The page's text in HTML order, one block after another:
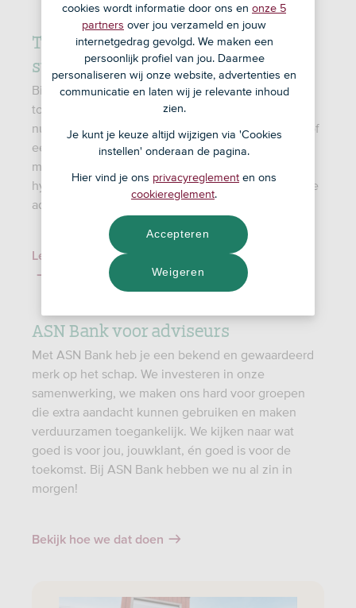
Tóch lekker geregeld voor jouw
starter
Bij ASN Bank zetten we ons in voor een
toegankelijke huizenmarkt voor starters. Of je klant
nu promoveert, samen met andere starters bouwt óf
een kleiner huis op het oog heeft, er is vaak meer
mogelijk dan je denkt. Ook voor een betaalbare
hypotheek voor starters ben je bij ons aan het juiste
adres.
Lees meer over onze mogelijkheden voor starters
ASN Bank voor adviseurs
Met ASN Bank heb je een bekend en gewaardeerd
merk op het schap. We investeren in onze
samenwerking, we maken ons hard voor groepen
die extra aandacht kunnen gebruiken en maken
verduurzamen toegankelijk. We kijken naar wat
goed is voor jou, jouwklant, én goed is voor de
toekomst. Bij ASN Bank hebben we nu al zin in
morgen!
Bekijk hoe we dat doen
cookies wordt informatie door ons en onze 5
partners over jou verzameld en jouw
internetgedrag gevolgd. We maken een
persoonlijk profiel van jou. Daarmee
personaliseren wij onze website, advertenties en
communicatie en laten wij je relevante inhoud
zien.
Je kunt je keuze altijd wijzigen via 'Cookies
instellen' onderaan de pagina.
Hier vind je ons privacyreglement en ons
cookiereglement.
Weigeren
Accepteren